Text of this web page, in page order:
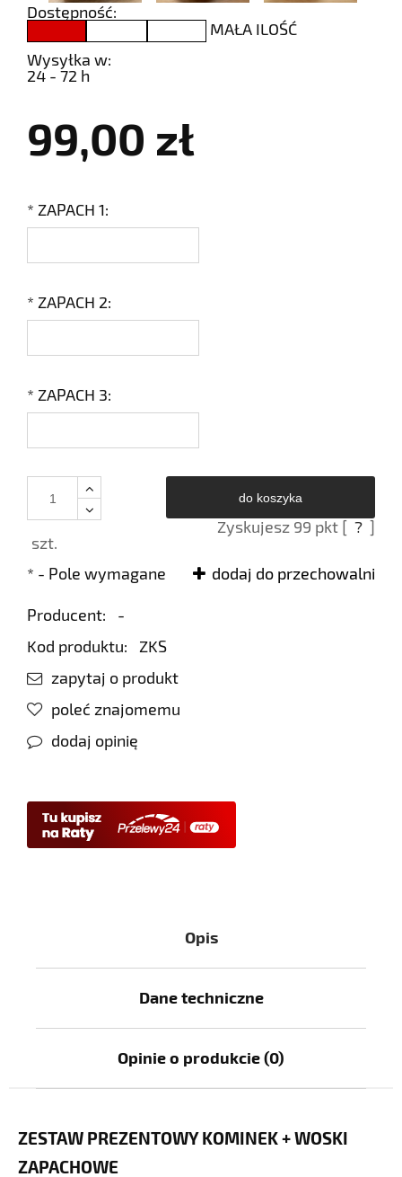
Dostępność:
MAŁA ILOŚĆ
Wysyłka w:
24 - 72 h
99,00 zł
* ZAPACH 1:
* ZAPACH 2:
* ZAPACH 3:
szt.
do koszyka
Zyskujesz 99 pkt [ ? ]
dodaj do przechowalni
* - Pole wymagane
Producent:
-
Kod produktu:
ZKS
zapytaj o produkt
poleć znajomemu
dodaj opinię
Opis
Dane techniczne
Opinie o produkcie (0)
ZESTAW PREZENTOWY KOMINEK + WOSKI
ZAPACHOWE